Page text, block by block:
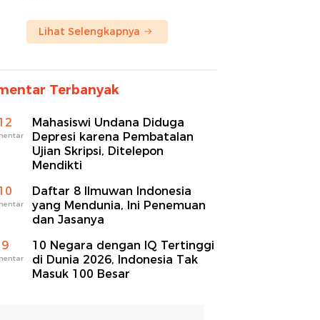
Lihat Selengkapnya
Terbanyak
Mahasiswi Undana Diduga
Depresi karena Pembatalan
Ujian Skripsi, Ditelepon
Mendikti
Daftar 8 Ilmuwan Indonesia
yang Mendunia, Ini Penemuan
dan Jasanya
9
10 Negara dengan IQ Tertinggi
di Dunia 2026, Indonesia Tak
Masuk 100 Besar